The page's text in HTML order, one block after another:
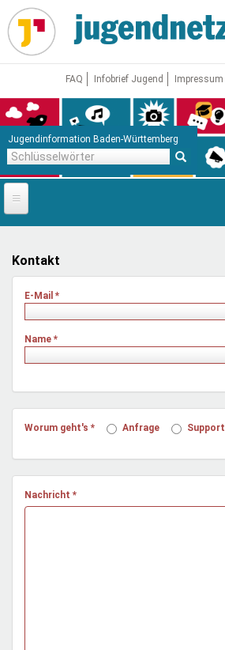
Direkt
zum
Inhalt
FAQ Infobrief Jugend Impressum
Jugendinformation Baden-Württemberg
Startseite
News
Jugendnetz
Freizeit & Reisen
Mentoren & Projekte
Demokratie & Beteiligung
Vor Ort
Kontakt
E-Mail *
Name *
Worum geht's * Anfrage Support
Nachricht *